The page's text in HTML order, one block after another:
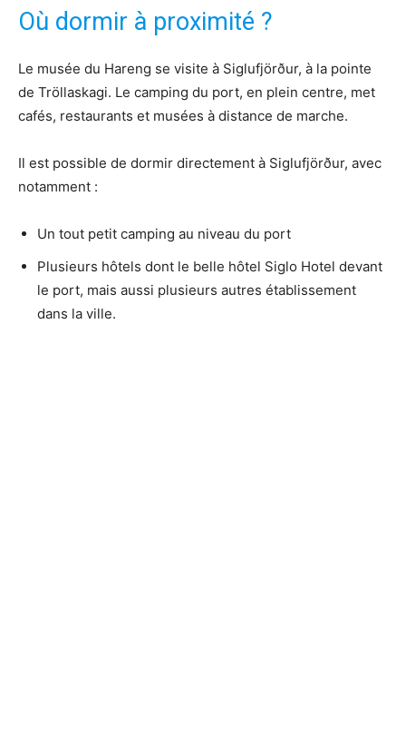
Où dormir à proximité ?
Le musée du Hareng se visite à Siglufjörður, à la pointe
de Tröllaskagi. Le camping du port, en plein centre, met
cafés, restaurants et musées à distance de marche.
Il est possible de dormir directement à Siglufjörður, avec
notamment :
Un tout petit camping au niveau du port
Plusieurs hôtels dont le belle hôtel Siglo Hotel devant
le port, mais aussi plusieurs autres établissement
dans la ville.